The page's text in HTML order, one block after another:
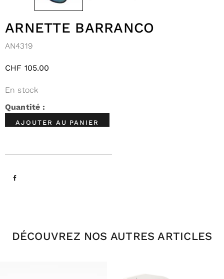
ARNETTE BARRANCO
AN4319
CHF 105.00
En stock
AJOUTER AU PANIER
DÉCOUVREZ NOS AUTRES ARTICLES